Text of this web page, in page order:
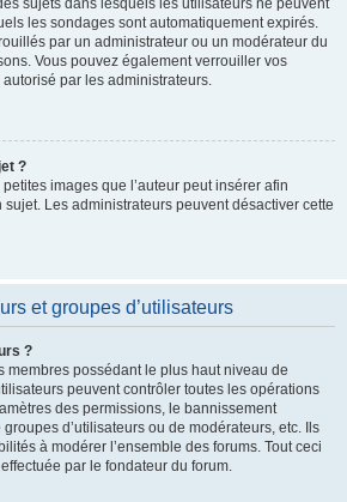
sujets dans lesquels les utilisateurs ne peuvent
les sondages sont automatiquement expirés.
par un administrateur ou un modérateur du
Vous pouvez également verrouiller vos
par les administrateurs.
?
images que l’auteur peut insérer afin
sujet. Les administrateurs peuvent désactiver cette
et groupes d’utilisateurs
?
membres possédant le plus haut niveau de
peuvent contrôler toutes les opérations
des permissions, le bannissement
d’utilisateurs ou de modérateurs, etc. Ils
à modérer l’ensemble des forums. Tout ceci
par le fondateur du forum.